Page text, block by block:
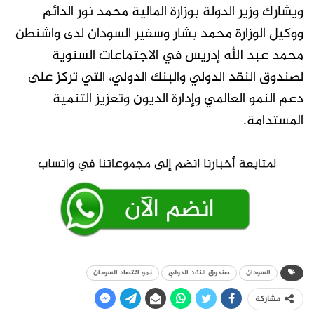
ويشارك وزير الدولة بوزارة المالية محمد نور الدائم
ووكيل الوزارة محمد بشار وسفير السودان لدى واشنطن
محمد عبد الله إدريس في الاجتماعات السنوية
لصندوق النقد الدولي والبنك الدولي، التي تركز على
دعم النمو العالمي وإدارة الديون وتعزيز التنمية
المستدامة.
السودان صندوق النقد الدولي نمو اقتصاد السودان
مشاركة